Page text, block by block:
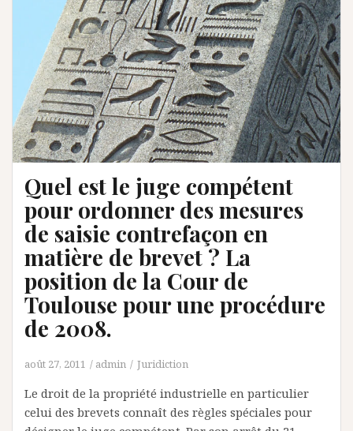
Quel est le juge compétent
pour ordonner des mesures
de saisie contrefaçon en
matière de brevet ? La
position de la Cour de
Toulouse pour une procédure
de 2008.
août 27, 2011 admin Juridiction
Le droit de la propriété industrielle en particulier
celui des brevets connaît des règles spéciales pour